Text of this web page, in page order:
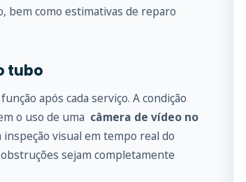
bem como estimativas de reparo
tubo
após cada serviço. A condição
o uso de uma câmera de vídeo no
visual em tempo real do
sejam completamente